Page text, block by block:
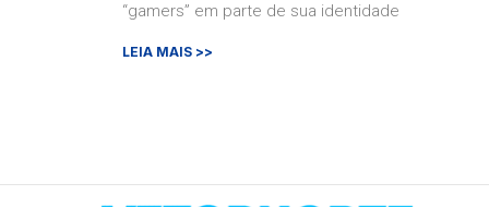
“gamers” em parte de sua identidade
LEIA MAIS >>